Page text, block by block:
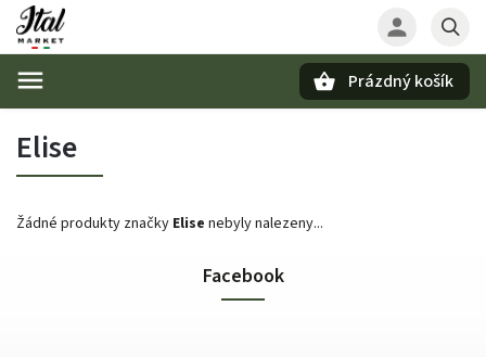
Prázdný košík
Elise
Žádné produkty značky Elise nebyly nalezeny...
Facebook